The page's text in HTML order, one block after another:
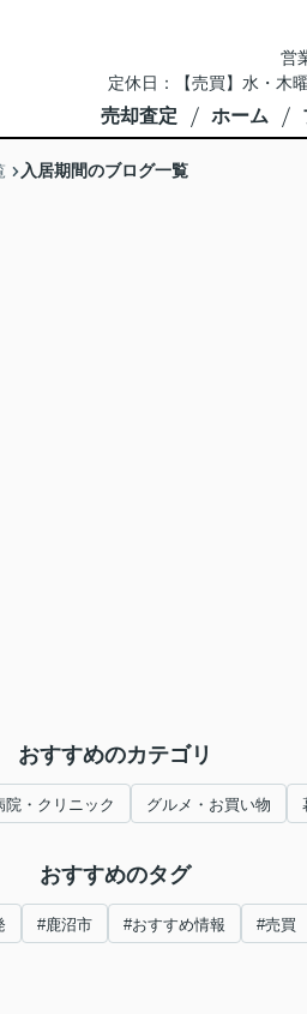
営
定休日：【売買】水・木
売却査定 ホーム
入居期間のブログ一覧
おすすめのカテゴリ
院・クリニック グルメ・お買い物
おすすめのタグ
#鹿沼市 #おすすめ情報 #売買